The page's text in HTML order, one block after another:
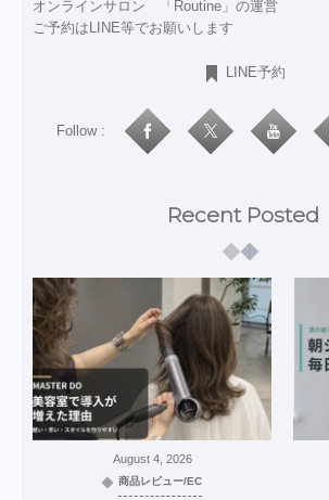
オンラインサロン 「Routine」の運営
ご予約はLINE等でお願いします
LINE予約
Follow :
Recent Posted
August 4, 2026
商品レビュー/EC